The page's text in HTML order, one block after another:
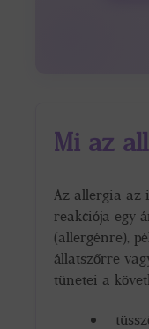
Mi az
Az allergia az
reakciója egy
(allergénre),
állatszőrre
tünetei a